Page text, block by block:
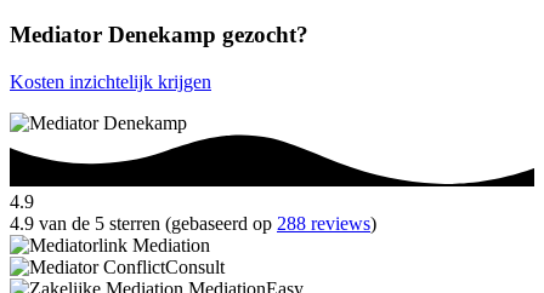
Mediator Denekamp gezocht?
Kosten inzichtelijk krijgen
4.9
4.9 van de 5 sterren (gebaseerd op 288 reviews)